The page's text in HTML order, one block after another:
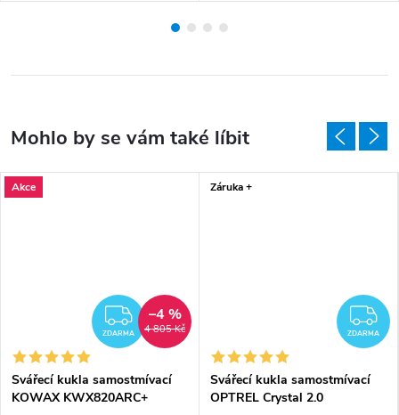
Akce
ZDARMA
ZDARMA 4 805 Kč
–4 %
Svářecí kukla samostmívací
KOWAX KWX820ARC+
Záruka +
ZDARMA
Svářecí kukla samostmívací
OPTREL Crystal 2.0